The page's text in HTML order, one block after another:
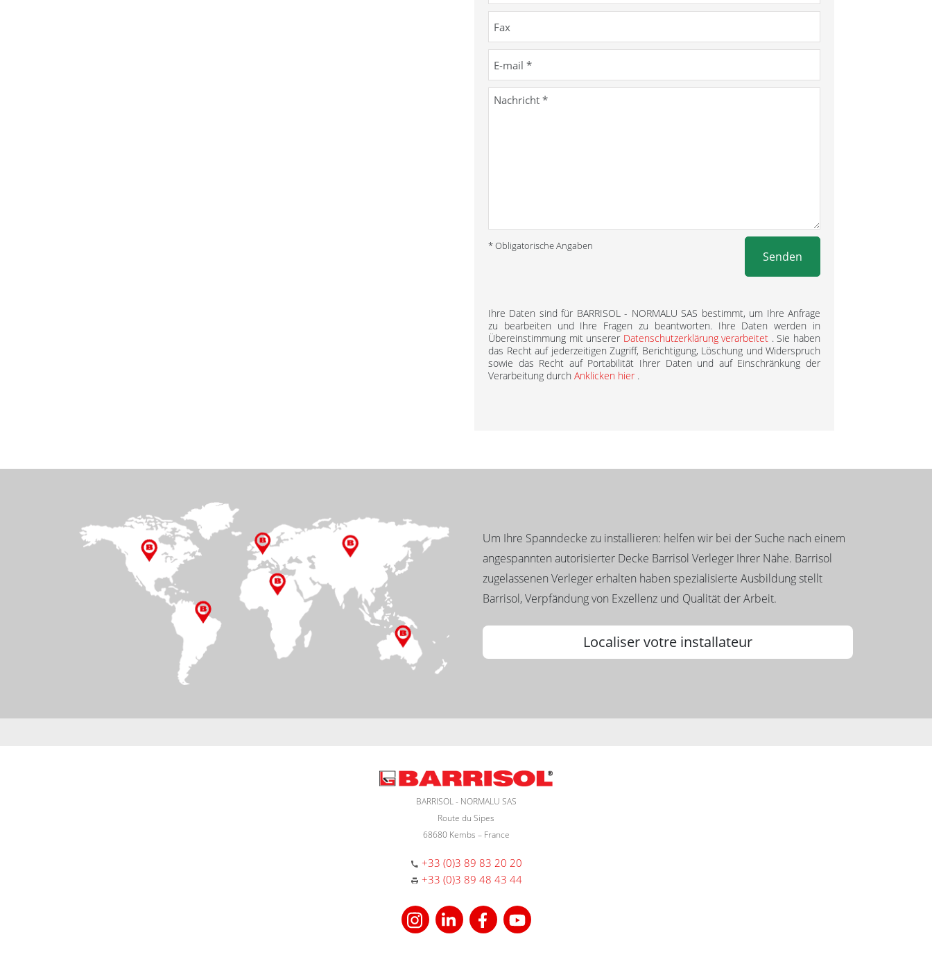
* Obligatorische Angaben
Senden
Ihre Daten sind für BARRISOL - NORMALU SAS bestimmt, um Ihre Anfrage
zu bearbeiten und Ihre Fragen zu beantworten. Ihre Daten werden in
Übereinstimmung mit unserer Datenschutzerklärung verarbeitet . Sie haben
das Recht auf jederzeitigen Zugriff, Berichtigung, Löschung und Widerspruch
sowie das Recht auf Portabilität Ihrer Daten und auf Einschränkung der
Verarbeitung durch Anklicken hier .
Um Ihre Spanndecke zu installieren: helfen wir bei der Suche nach einem
angespannten autorisierter Decke Barrisol Verleger Ihrer Nähe. Barrisol
zugelassenen Verleger erhalten haben spezialisierte Ausbildung stellt
Barrisol, Verpfändung von Exzellenz und Qualität der Arbeit.
Localiser votre installateur
BARRISOL - NORMALU SAS
Route du Sipes
68680 Kembs – France
+33 (0)3 89 83 20 20
+33 (0)3 89 48 43 44